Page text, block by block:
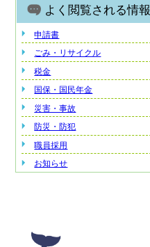
よく閲覧される情報
申請書
ごみ・リサイクル
税金
国保・国民年金
災害・事故
防災・防犯
職員採用
お知らせ